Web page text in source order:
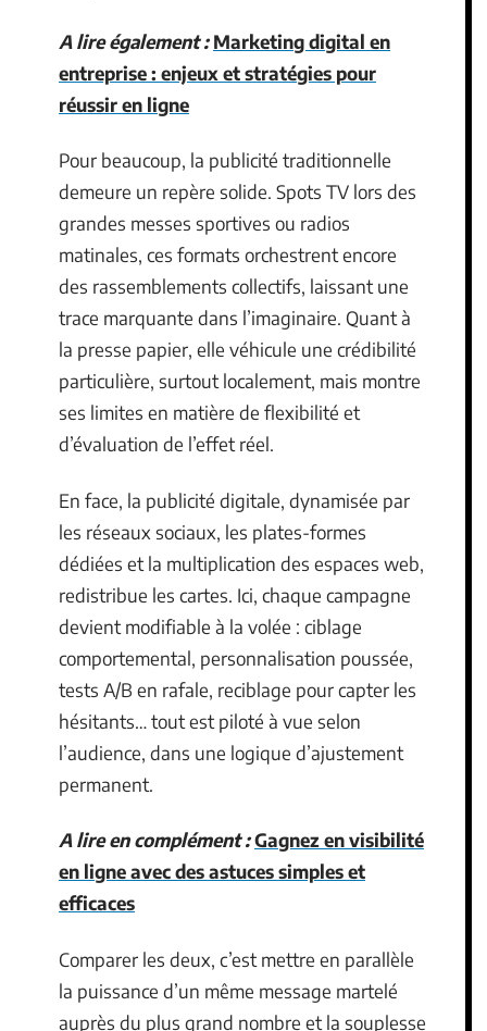
A lire également : Marketing digital en
entreprise : enjeux et stratégies pour
réussir en ligne
Pour beaucoup, la publicité traditionnelle
demeure un repère solide. Spots TV lors des
grandes messes sportives ou radios
matinales, ces formats orchestrent encore
des rassemblements collectifs, laissant une
trace marquante dans l’imaginaire. Quant à
la presse papier, elle véhicule une crédibilité
particulière, surtout localement, mais montre
ses limites en matière de flexibilité et
d’évaluation de l’effet réel.
En face, la publicité digitale, dynamisée par
les réseaux sociaux, les plates-formes
dédiées et la multiplication des espaces web,
redistribue les cartes. Ici, chaque campagne
devient modifiable à la volée : ciblage
comportemental, personnalisation poussée,
tests A/B en rafale, reciblage pour capter les
hésitants… tout est piloté à vue selon
l’audience, dans une logique d’ajustement
permanent.
A lire en complément :Gagnez en visibilité
en ligne avec des astuces simples et
efficaces
Comparer les deux, c’est mettre en parallèle
la puissance d’un même message martelé
auprès du plus grand nombre et la souplesse